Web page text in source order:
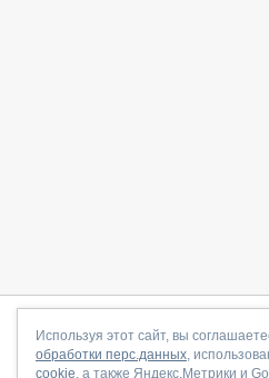
О сайте|С чего начать|
Договор-оферта|
Используя этот сайт, вы
обработки перс.данных,
cookie, а также Яндекс.Метрики и